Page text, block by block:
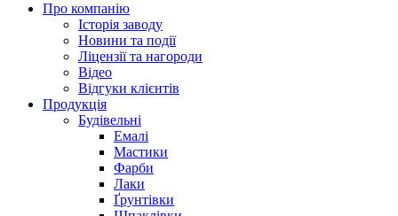
Про компанію
Історія заводу
Новини та події
Ліцензії та нагороди
Відео
Відгуки клієнтів
Продукція
Будівельні
Емалі
Мастики
Фарби
Лаки
Ґрунтівки